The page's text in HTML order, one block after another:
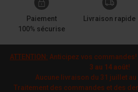
Paiement
100% sécurise
Livraison rapide
ATTENTION: Anticipez vos commandes!
3 au 14 août!
Aucune livraison du 31 juillet au
Traitement des commandes et des